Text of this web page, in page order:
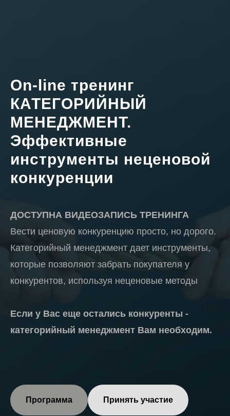
On-line тренинг
КАТЕГОРИЙНЫЙ
МЕНЕДЖМЕНТ.
Эффективные
инструменты неценовой
конкуренции
ДОСТУПНА ВИДЕОЗАПИСЬ ТРЕНИНГА
Вести ценовую конкуренцию просто, но дорого.
Категорийный менеджмент дает инструменты,
которые позволяют забрать покупателя у
конкурентов, используя неценовые методы
Если у Вас еще остались конкуренты -
категорийный менеджмент Вам необходим.
Программа Принять участие